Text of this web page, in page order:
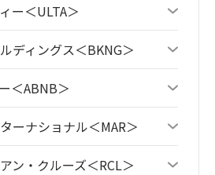
ー＜ULTA＞
ディングス＜BKNG＞
＜ABNB＞
ーナショナル＜MAR＞
ン・クルーズ＜RCL＞